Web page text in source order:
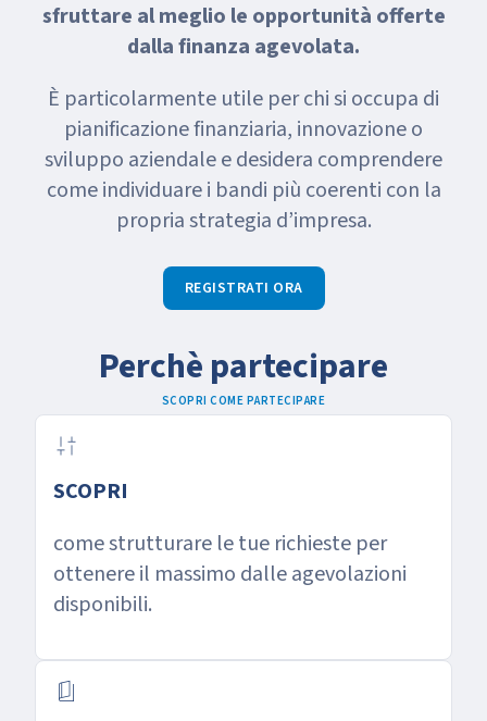
sfruttare al meglio le opportunità offerte
dalla finanza agevolata.
È particolarmente utile per chi si occupa di
pianificazione finanziaria, innovazione o
sviluppo aziendale e desidera comprendere
come individuare i bandi più coerenti con la
propria strategia d’impresa.
REGISTRATI ORA
Perchè partecipare
SCOPRI COME PARTECIPARE
discover_tune
SCOPRI
come strutturare le tue richieste per
ottenere il massimo dalle agevolazioni
disponibili.
book_5